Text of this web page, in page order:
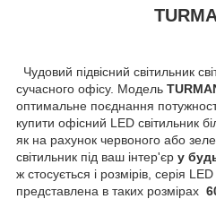
Чудовий підвісний світильник
сучасного офісу. Модель
оптимальне поєднання
купити офісний LED світильник
як на рахунок червоного або
світильник під ваш інтер'єр у
ж стосується і розмірів, серія
представлена в таких розмірах